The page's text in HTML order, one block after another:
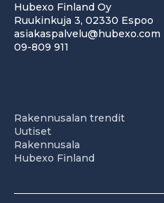
Hubexo Finland Oy
Ruukinkuja 3, 02330 Espoo
asiakaspalvelu@hubexo.com
09-809 911
Rakennusalan trendit
Uutiset
Rakennusala
Hubexo Finland